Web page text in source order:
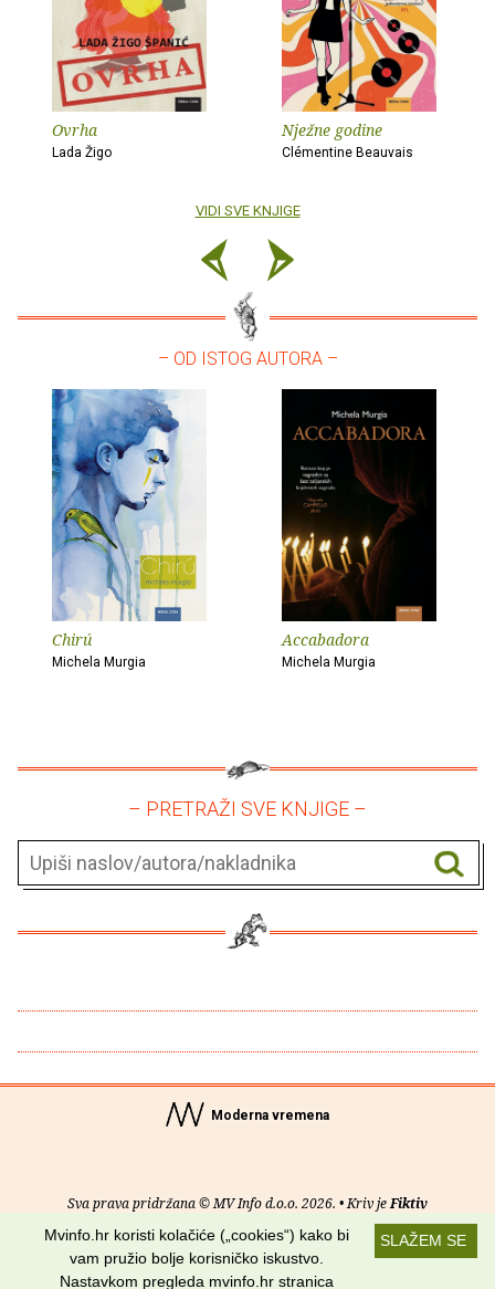
Ovrha
Lada Žigo
Nježne godine
Clémentine Beauvais
VIDI SVE KNJIGE
– OD ISTOG AUTORA –
Chirú
Michela Murgia
Accabadora
Michela Murgia
– PRETRAŽI SVE KNJIGE –
Moderna vremena
Sva prava pridržana © MV Info d.o.o. 2026. • Kriv jeFiktiv
O nama• Pomoć• Uvjeti korištenja•RSS kanaliSLAŽEM SE
Mvinfo.hr koristi kolačiće („cookies“) kako bi
vam pružio bolje korisničko iskustvo.
Nastavkom pregleda mvinfo.hr stranica